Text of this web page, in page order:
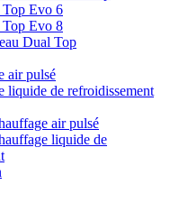
Top Evo 6
Top Evo 8
Dual Top
air pulsé
liquide de refroidissement
air pulsé
liquide de